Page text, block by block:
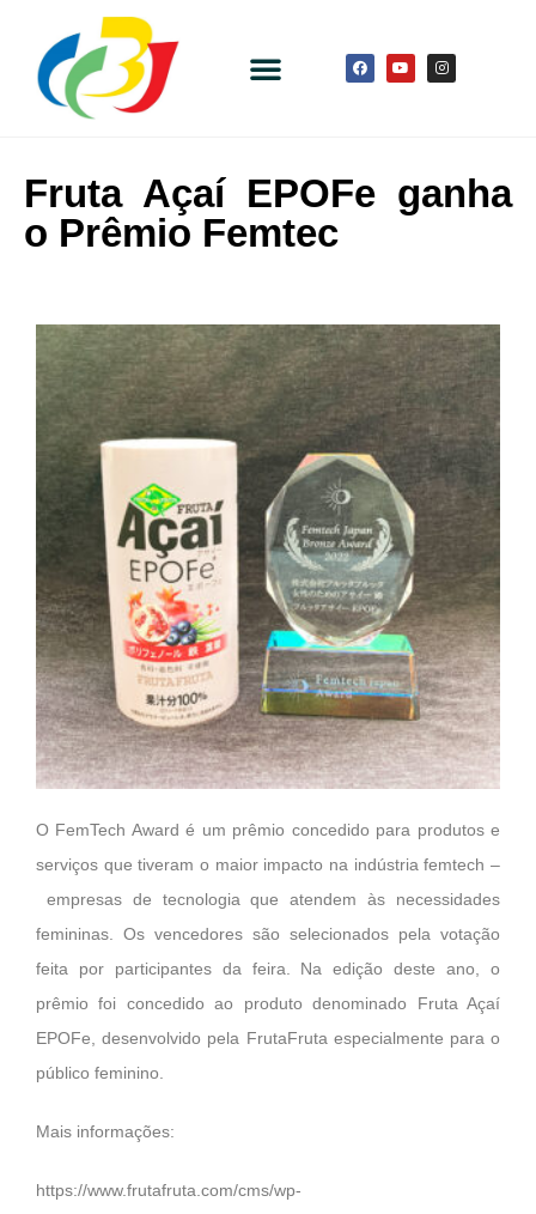
Fruta Açaí EPOFe ganha
o Prêmio Femtec
O FemTech Award é um prêmio concedido para produtos e
serviços que tiveram o maior impacto na indústria femtech –
empresas de tecnologia que atendem às necessidades
femininas. Os vencedores são selecionados pela votação
feita por participantes da feira. Na edição deste ano, o
prêmio foi concedido ao produto denominado Fruta Açaí
EPOFe, desenvolvido pela FrutaFruta especialmente para o
público feminino.
Mais informações:
https://www.frutafruta.com/cms/wp-